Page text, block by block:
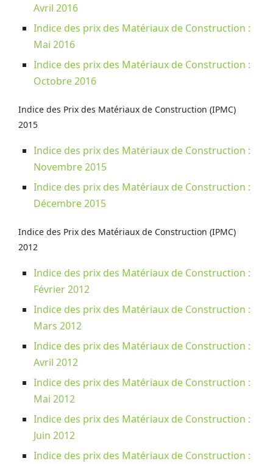
Avril 2016
Indice des prix des Matériaux de Construction :
Mai 2016
Indice des prix des Matériaux de Construction :
Octobre 2016
Indice des Prix des Matériaux de Construction (IPMC)
2015
Indice des prix des Matériaux de Construction :
Novembre 2015
Indice des prix des Matériaux de Construction :
Décembre 2015
Indice des Prix des Matériaux de Construction (IPMC)
2012
Indice des prix des Matériaux de Construction :
Février 2012
Indice des prix des Matériaux de Construction :
Mars 2012
Indice des prix des Matériaux de Construction :
Avril 2012
Indice des prix des Matériaux de Construction :
Mai 2012
Indice des prix des Matériaux de Construction :
Juin 2012
Indice des prix des Matériaux de Construction :